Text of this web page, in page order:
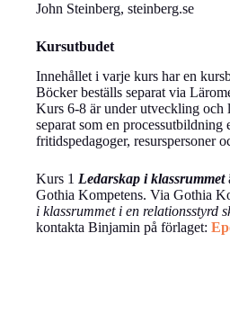
John Steinberg, steinberg.se
Kursutbudet
Innehållet i varje kurs har en
Böcker beställs separat via
Kurs 6-8 är under utveckling och
separat som en
fritidspedagoger, resurspersoner
Kurs 1 Ledarskap i klassrummet
Gothia Kompetens. Via Gothia
i klassrummet i en relationsstyrd
kontakta Binjamin på förlaget: